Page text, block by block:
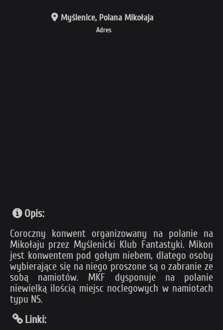
Adres
Myślenice, Polana Mikołaja
Opis:
Coroczny konwent organizowany na polanie na
Mikołaju przez Myślenicki Klub Fantastyki. Mikon
jest konwentem pod gołym niebem, dlatego osoby
wybierające się na niego proszone są o zabranie ze
sobą namiotów. MKF dysponuje na polanie
niewielką ilością miejsc noclegowych w namiotach
typu NS.
Linki: